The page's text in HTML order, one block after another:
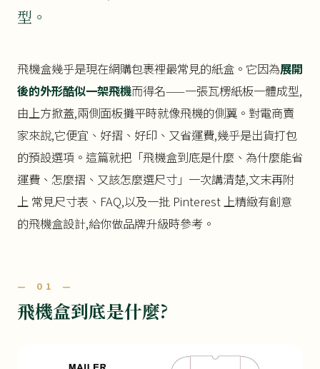
型。
飛機盒幾乎是現在網購包裹裡最常見的紙盒。它因為展開
後的外形酷似一架飛機而得名——一張瓦楞紙板一體成型,
由上方掀蓋,兩側面板攤平時就像飛機的側翼。對電商賣
家來說,它便宜、好摺、好印、又省運費,幾乎是出貨打包
的預設選項。這篇就把「飛機盒到底是什麼、為什麼能省
運費、怎麼摺、又該怎麼選尺寸」一次講清楚,文末再附
上 常見尺寸表、FAQ,以及一批 Pinterest 上精緻有創意
的飛機盒設計,給你做品牌升級時參考。
— 01 —
飛機盒到底是什麼?